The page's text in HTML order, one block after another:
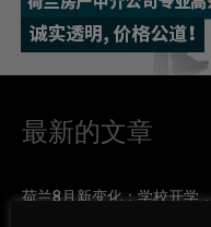
最新的文章
荷兰8月新变化：学校开学